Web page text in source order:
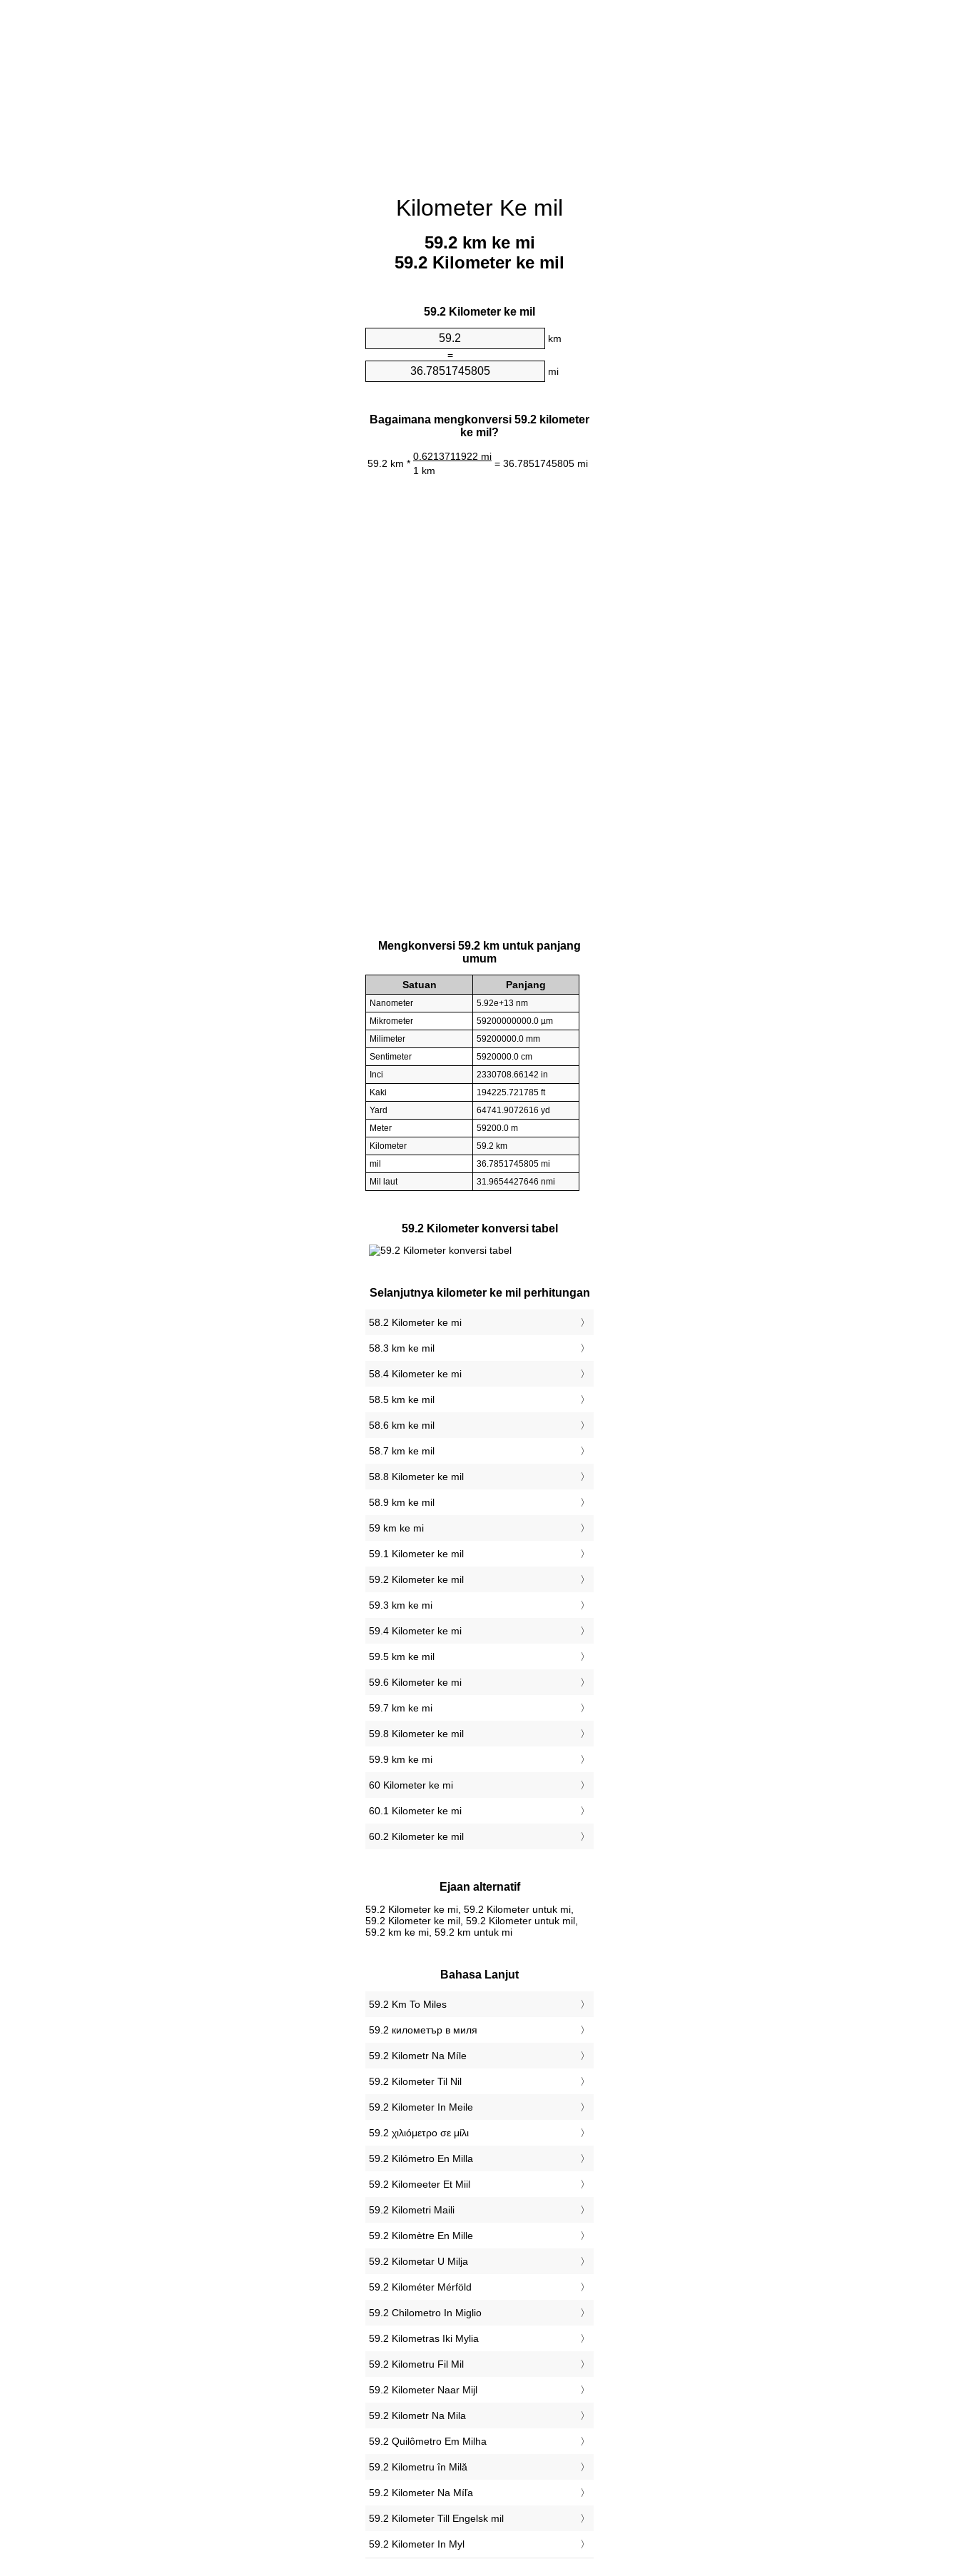
Kilometer Ke mil
59.2 km ke mi
59.2 Kilometer ke mil
59.2 Kilometer ke mil
km
=
mi
Bagaimana mengkonversi 59.2 kilometer
ke mil?
59.2 km *
0.6213711922 mi
= 36.7851745805 mi
1 km
Mengkonversi 59.2 km untuk panjang
umum
Satuan Panjang
Nanometer
5.92e+13 nm
Mikrometer
59200000000.0 µm
Milimeter
59200000.0 mm
Sentimeter
5920000.0 cm
Inci
2330708.66142 in
Kaki
194225.721785 ft
Yard
64741.9072616 yd
Meter
59200.0 m
Kilometer
59.2 km
mil
36.7851745805 mi
Mil laut
31.9654427646 nmi
59.2 Kilometer konversi tabel
Selanjutnya kilometer ke mil perhitungan
58.2 Kilometer ke mi
58.3 km ke mil
58.4 Kilometer ke mi
58.5 km ke mil
58.6 km ke mil
58.7 km ke mil
58.8 Kilometer ke mil
58.9 km ke mil
59 km ke mi
59.1 Kilometer ke mil
59.2 Kilometer ke mil
59.3 km ke mi
59.4 Kilometer ke mi
59.5 km ke mil
59.6 Kilometer ke mi
59.7 km ke mi
59.8 Kilometer ke mil
59.9 km ke mi
60 Kilometer ke mi
60.1 Kilometer ke mi
60.2 Kilometer ke mil
Ejaan alternatif
59.2 Kilometer ke mi, 59.2 Kilometer untuk mi,
59.2 Kilometer ke mil, 59.2 Kilometer untuk mil,
59.2 km ke mi, 59.2 km untuk mi
Bahasa Lanjut
‎59.2 Km To Miles
‎59.2 километър в миля
‎59.2 Kilometr Na Míle
‎59.2 Kilometer Til Nil
‎59.2 Kilometer In Meile
‎59.2 χιλιόμετρο σε μίλι
‎59.2 Kilómetro En Milla
‎59.2 Kilomeeter Et Miil
‎59.2 Kilometri Maili
‎59.2 Kilomètre En Mille
‎59.2 Kilometar U Milja
‎59.2 Kilométer Mérföld
‎59.2 Chilometro In Miglio
‎59.2 Kilometras Iki Mylia
‎59.2 Kilometru Fil Mil
‎59.2 Kilometer Naar Mijl
‎59.2 Kilometr Na Mila
‎59.2 Quilômetro Em Milha
‎59.2 Kilometru în Milă
‎59.2 Kilometer Na Míľa
‎59.2 Kilometer Till Engelsk mil
‎59.2 Kilometer In Myl